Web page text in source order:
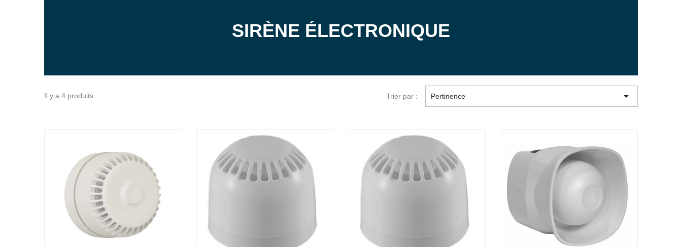
SIRÈNE ÉLECTRONIQUE
Il y a 4 produits. Trier par : Pertinence 